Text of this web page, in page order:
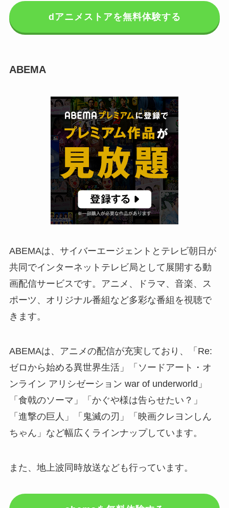
dアニメストアを無料体験する
ABEMA
ABEMAは、サイバーエージェントとテレビ朝日が
共同でインターネットテレビ局として展開する動
画配信サービスです。アニメ、ドラマ、音楽、ス
ポーツ、オリジナル番組など多彩な番組を視聴で
きます。
ABEMAは、アニメの配信が充実しており、「Re:
ゼロから始める異世界生活」「ソードアート・オ
ンライン アリシゼーション war of underworld」
「食戟のソーマ」「かぐや様は告らせたい？」
「進撃の巨人」「鬼滅の刃」「映画クレヨンしん
ちゃん」など幅広くラインナップしています。
また、地上波同時放送なども行っています。